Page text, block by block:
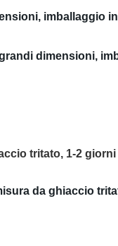
imballaggio
dimensioni,
tritato, 1-2
da ghiaccio